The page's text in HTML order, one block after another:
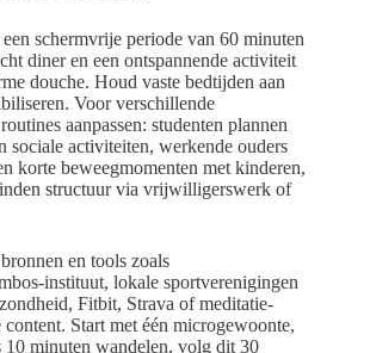
schermvrije periode van 60 minuten
diner en een ontspannende activiteit
douche. Houd vaste bedtijden aan
Voor verschillende
aanpassen: studenten plannen
sociale activiteiten, werkende ouders
korte beweegmomenten met kinderen,
structuur via vrijwilligerswerk of
en tools zoals
instituut, lokale sportverenigingen
Fitbit, Strava of meditatie-
content. Start met één microgewoonte,
minuten wandelen, volg dit 30